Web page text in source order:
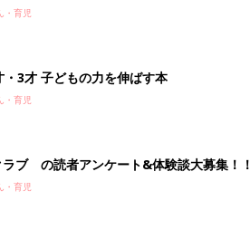
・育児
・3才 子どもの力を伸ばす本
・育児
ブ の読者アンケート&体験談大募集！！
・育児